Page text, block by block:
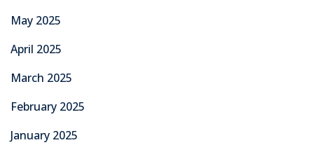
May 2025
April 2025
March 2025
February 2025
January 2025